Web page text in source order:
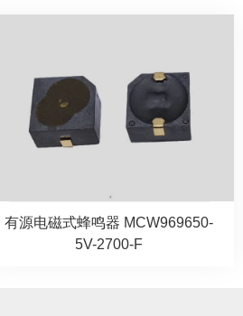
有源电磁式蜂鸣器 MCW969650-
5V-2700-F